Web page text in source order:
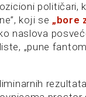
političari,
koji se „bore
naslova
„pune